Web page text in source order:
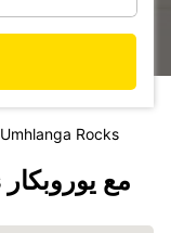
Umhlanga Rocks
اكتشف Umhlanga Rocks مع يوروبكار